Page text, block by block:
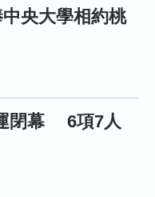
央大學相約桃
閉幕 6項7人